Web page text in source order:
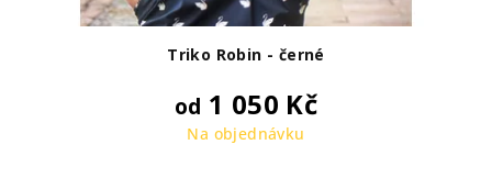
Triko Robin - černé
od 1 050 Kč
Na objednávku